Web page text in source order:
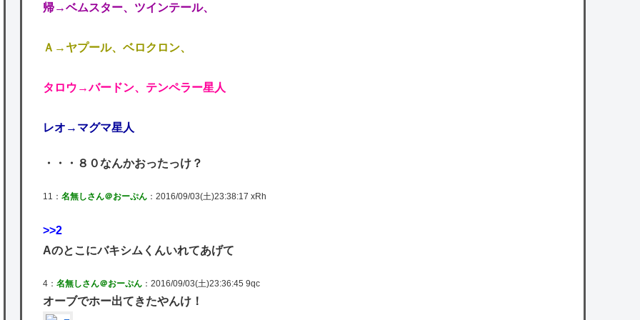
帰→ベムスター、ツインテール、
Ａ→ヤプール、ベロクロン、
タロウ→バードン、テンペラー星人
レオ→マグマ星人
・・・８０なんかおったっけ？
11： 名無しさん＠おーぷん ：2016/09/03(土)23:38:17 xRh
>>2
Aのとこにバキシムくんいれてあげて
4： 名無しさん＠おーぷん ：2016/09/03(土)23:36:45 9qc
オーブでホー出てきたやんけ！